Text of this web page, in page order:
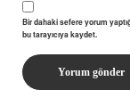
Bir dahaki sefere yorum
bu tarayıcıya kaydet.